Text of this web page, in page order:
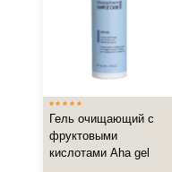
Обновление клеток
Ровный тон
Область применения
Веки
Гель очищающий с
фруктовыми
кислотами Aha gel